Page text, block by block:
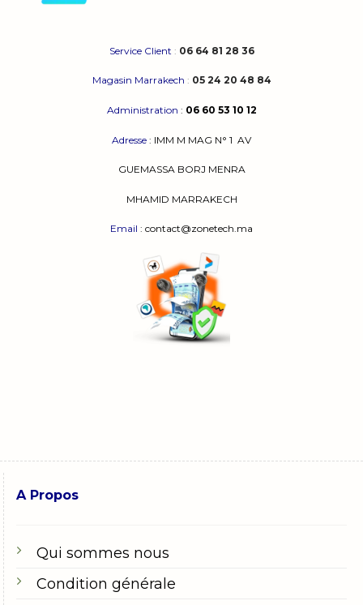
Service Client : 06 64 81 28 36
Magasin Marrakech : 05 24 20 48 84
Administration : 06 60 53 10 12
Adresse : IMM M MAG N° 1 AV
GUEMASSA BORJ MENRA
MHAMID MARRAKECH
Email : contact@zonetech.ma
A Propos
Qui sommes nous
Condition générale